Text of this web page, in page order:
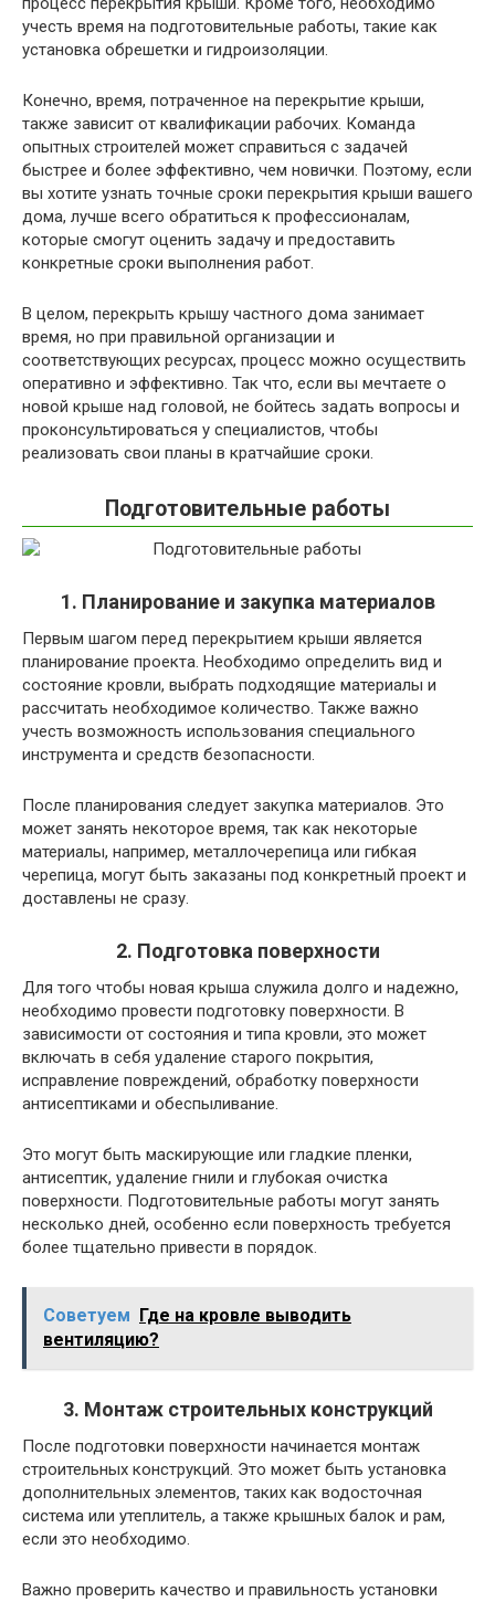
учесть время на подготовительные работы, такие как
установка обрешетки и гидроизоляции.
Конечно, время, потраченное на перекрытие крыши,
также зависит от квалификации рабочих. Команда
опытных строителей может справиться с задачей
быстрее и более эффективно, чем новички. Поэтому, если
вы хотите узнать точные сроки перекрытия крыши вашего
дома, лучше всего обратиться к профессионалам,
которые смогут оценить задачу и предоставить
конкретные сроки выполнения работ.
В целом, перекрыть крышу частного дома занимает
время, но при правильной организации и
соответствующих ресурсах, процесс можно осуществить
оперативно и эффективно. Так что, если вы мечтаете о
новой крыше над головой, не бойтесь задать вопросы и
проконсультироваться у специалистов, чтобы
реализовать свои планы в кратчайшие сроки.
Подготовительные работы
1. Планирование и закупка материалов
Первым шагом перед перекрытием крыши является
планирование проекта. Необходимо определить вид и
состояние кровли, выбрать подходящие материалы и
рассчитать необходимое количество. Также важно
учесть возможность использования специального
инструмента и средств безопасности.
После планирования следует закупка материалов. Это
может занять некоторое время, так как некоторые
материалы, например, металлочерепица или гибкая
черепица, могут быть заказаны под конкретный проект и
доставлены не сразу.
2. Подготовка поверхности
Для того чтобы новая крыша служила долго и надежно,
необходимо провести подготовку поверхности. В
зависимости от состояния и типа кровли, это может
включать в себя удаление старого покрытия,
исправление повреждений, обработку поверхности
антисептиками и обеспыливание.
Это могут быть маскирующие или гладкие пленки,
антисептик, удаление гнили и глубокая очистка
поверхности. Подготовительные работы могут занять
несколько дней, особенно если поверхность требуется
более тщательно привести в порядок.
Советуем Где на кровле выводить
вентиляцию?
3. Монтаж строительных конструкций
После подготовки поверхности начинается монтаж
строительных конструкций. Это может быть установка
дополнительных элементов, таких как водосточная
система или утеплитель, а также крышных балок и рам,
если это необходимо.
Важно проверить качество и правильность установки